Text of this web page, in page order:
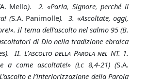
A. Mello). 2. «Parla, Signore, perché il
(S.A. Panimolle). 3. «Ascoltate, oggi,
Il tema dell'ascolto nel salmo 95 (B.
di Dio nella tradizione ebraica
). II. L’ascolto della Parola nel NT. 1.
a come ascoltate!» (Lc 8,4-21) (S.A.
e l’interiorizzazione della Parola